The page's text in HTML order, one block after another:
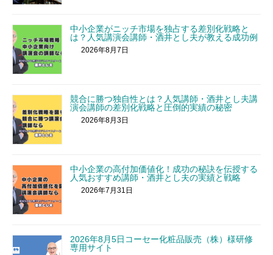
中小企業がニッチ市場を独占する差別化戦略と
は？人気講演会講師・酒井とし夫が教える成功例
2026年8月7日
競合に勝つ独自性とは？人気講師・酒井とし夫講
演会講師の差別化戦略と圧倒的実績の秘密
2026年8月3日
中小企業の高付加価値化！成功の秘訣を伝授する
人気おすすめ講師・酒井とし夫の実績と戦略
2026年7月31日
2026年8月5日コーセー化粧品販売（株）様研修
専用サイト